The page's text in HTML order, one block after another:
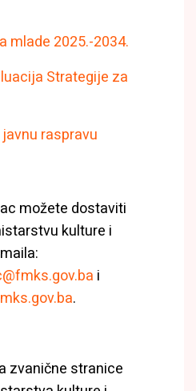
mlade 2025.-2034.
Strategije za
raspravu
možete dostaviti
kulture i
i
.
zvanične stranice